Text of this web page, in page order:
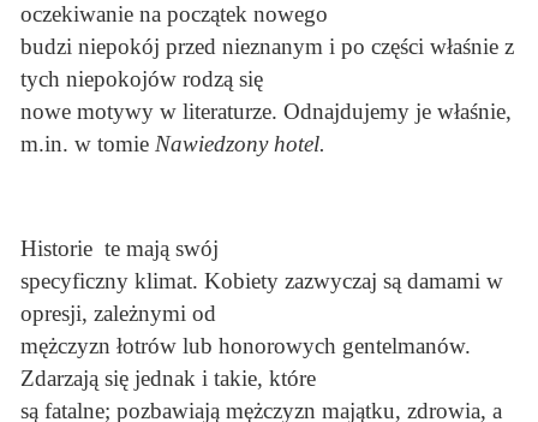
oczekiwanie na początek nowego
budzi niepokój przed nieznanym i po części właśnie z
tych niepokojów rodzą się
nowe motywy w literaturze. Odnajdujemy je właśnie,
m.in. w tomie Nawiedzony hotel.
Historie te mają swój
specyficzny klimat. Kobiety zazwyczaj są damami w
opresji, zależnymi od
mężczyzn łotrów lub honorowych gentelmanów.
Zdarzają się jednak i takie, które
są fatalne; pozbawiają mężczyzn majątku, zdrowia, a